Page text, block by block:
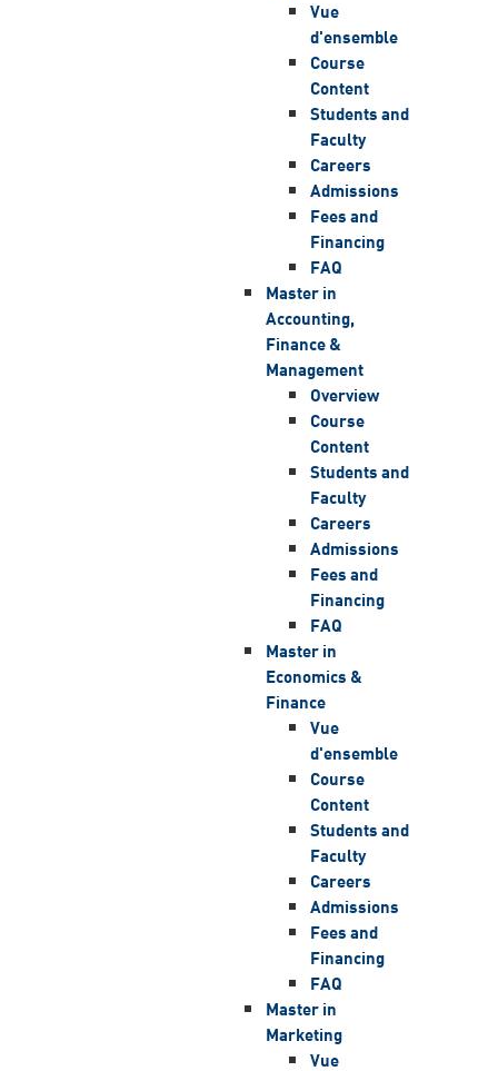
Vue
d'ensemble
Course
Content
Students and
Faculty
Careers
Admissions
Fees and
Financing
FAQ
Master in
Accounting,
Finance &
Management
Overview
Course
Content
Students and
Faculty
Careers
Admissions
Fees and
Financing
FAQ
Master in
Economics &
Finance
Vue
d'ensemble
Course
Content
Students and
Faculty
Careers
Admissions
Fees and
Financing
FAQ
Master in
Marketing
Vue